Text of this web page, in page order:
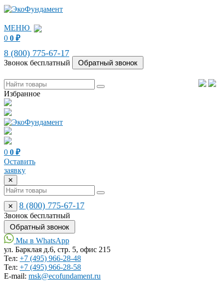
МЕНЮ
0 0 ₽
8 (800) 775-67-17
Звонок бесплатный
Избранное
0 0 ₽
Оставить
заявку
✕
✕ 8 (800) 775-67-17
Звонок бесплатный
Мы в WhatsApp
ул. Барклая д.6, стр. 5, офис 215
Тел: +7 (495) 966-28-48
Тел: +7 (495) 966-28-58
Е-mail: msk@ecofundament.ru